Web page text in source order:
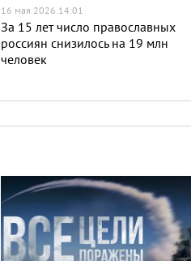
16 мая 2026 14:01
За 15 лет число православных
россиян снизилось на 19 млн
человек